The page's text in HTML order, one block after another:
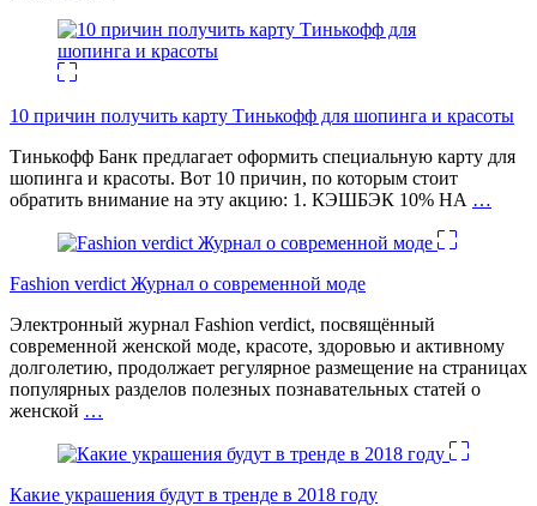
10 причин получить карту Тинькофф для шопинга и красоты
Тинькофф Банк предлагает оформить специальную карту для
шопинга и красоты. Вот 10 причин, по которым стоит
обратить внимание на эту акцию: 1. КЭШБЭК 10% НА …
Fashion verdict Журнал о современной моде
Электронный журнал Fashion verdict, посвящённый
современной женской моде, красоте, здоровью и активному
долголетию, продолжает регулярное размещение на страницах
популярных разделов полезных познавательных статей о
женской …
Какие украшения будут в тренде в 2018 году